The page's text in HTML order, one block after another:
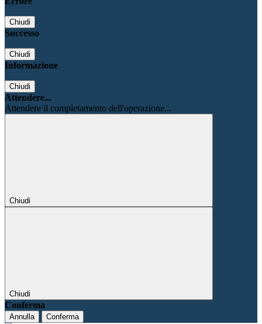
Chiudi
Successo
Chiudi
Informazione
Chiudi
Attendere...
Attendere il completamento dell'operazione...
Chiudi
Chiudi
Conferma
Annulla Conferma